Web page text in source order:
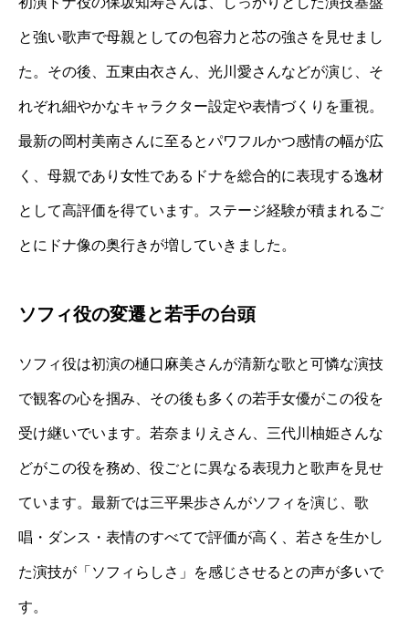
と強い歌声で母親としての包容力と芯の強さを見せまし
た。その後、五東由衣さん、光川愛さんなどが演じ、そ
れぞれ細やかなキャラクター設定や表情づくりを重視。
最新の岡村美南さんに至るとパワフルかつ感情の幅が広
く、母親であり女性であるドナを総合的に表現する逸材
として高評価を得ています。ステージ経験が積まれるご
とにドナ像の奥行きが増していきました。
ソフィ役の変遷と若手の台頭
ソフィ役は初演の樋口麻美さんが清新な歌と可憐な演技
で観客の心を掴み、その後も多くの若手女優がこの役を
受け継いでいます。若奈まりえさん、三代川柚姫さんな
どがこの役を務め、役ごとに異なる表現力と歌声を見せ
ています。最新では三平果歩さんがソフィを演じ、歌
唱・ダンス・表情のすべてで評価が高く、若さを生かし
た演技が「ソフィらしさ」を感じさせるとの声が多いで
す。